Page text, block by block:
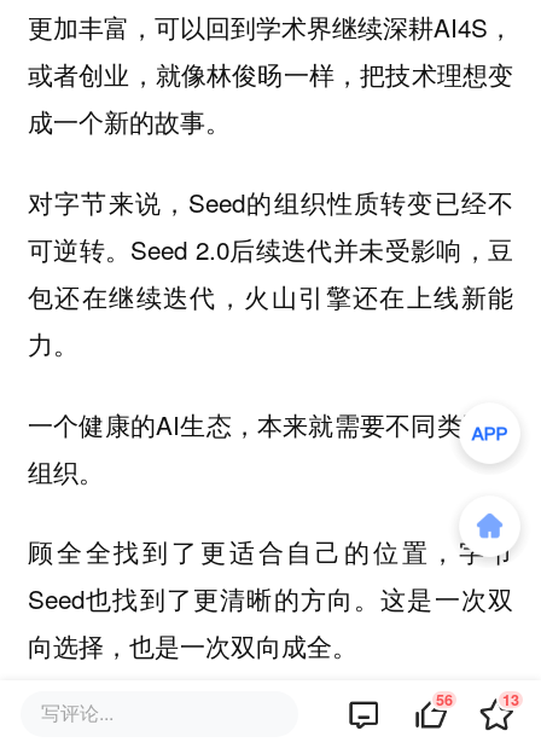
更加丰富，可以回到学术界继续深耕AI4S，
或者创业，就像林俊旸一样，把技术理想变
成一个新的故事。
对字节来说，Seed的组织性质转变已经不
可逆转。Seed 2.0后续迭代并未受影响，豆
包还在继续迭代，火山引擎还在上线新能
力。
一个健康的AI生态，本来就需要不同类型的
组织。
顾全全找到了更适合自己的位置，字节
Seed也找到了更清晰的方向。这是一次双
向选择，也是一次双向成全。
本文来自微信公众号 “字母AI”，作者：苗
写评论... 56 13